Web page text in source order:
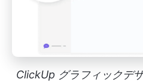
ClickUp グラフィックデ